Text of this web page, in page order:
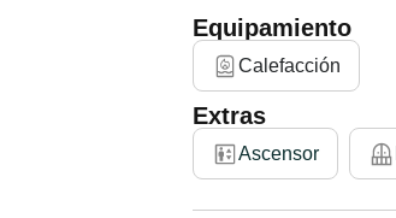
Equipamiento
Calefacción
Extras
Ascensor